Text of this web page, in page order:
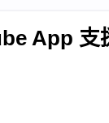
App 支